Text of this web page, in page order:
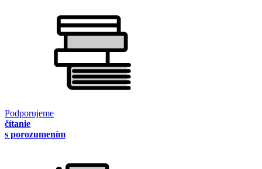
Podporujeme
čítanie
s porozumením